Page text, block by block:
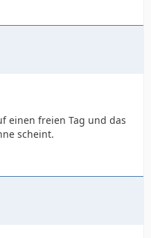
einen freien Tag und das
scheint.